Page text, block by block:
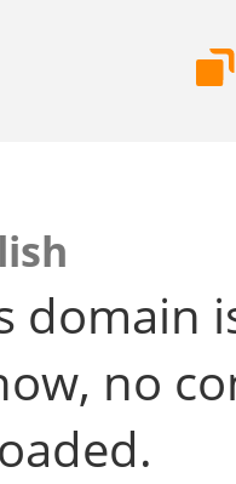
domain
no